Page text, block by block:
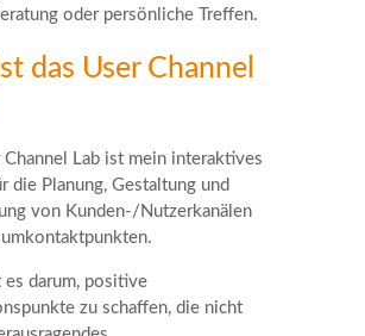
oder persönliche Treffen.
das User Channel
Channel Lab ist mein interaktives
die Planung, Gestaltung und
von Kunden-/Nutzerkanälen
es darum, positive
zu schaffen, die nicht